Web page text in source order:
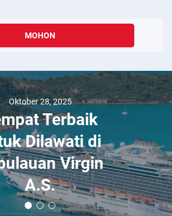
MOHON
Oktober 28, 2025
Terbaik
Dilawati di
Virgin
A.S.